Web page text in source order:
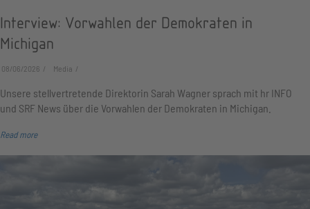
Interview: Vorwahlen der Demokraten in
Michigan
08/06/2026 Media
Unsere stellvertretende Direktorin Sarah Wagner sprach mit hr INFO
und SRF News über die Vorwahlen der Demokraten in Michigan.
Read more